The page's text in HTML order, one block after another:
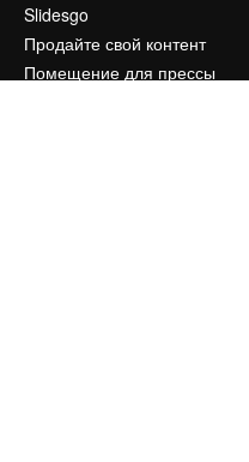
Slidesgo
Продайте свой контент
Помещение для прессы